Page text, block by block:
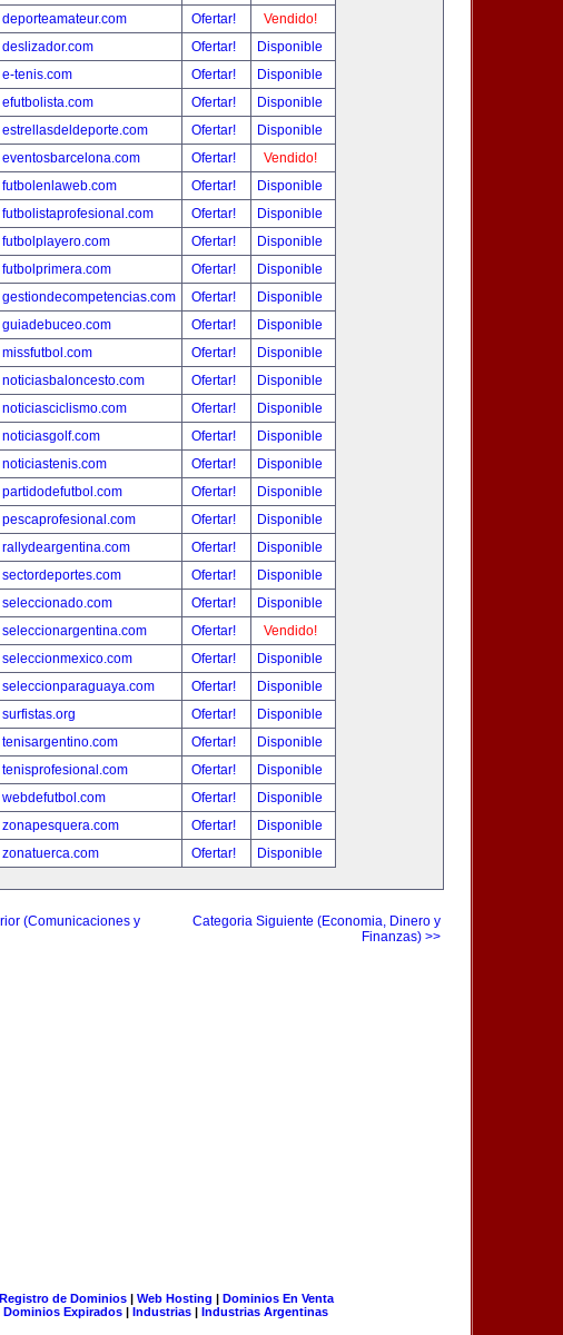
deporteamateur.com
Ofertar!
Vendido!
deslizador.com
Ofertar!
Disponible
e-tenis.com
Ofertar!
Disponible
efutbolista.com
Ofertar!
Disponible
estrellasdeldeporte.com
Ofertar!
Disponible
eventosbarcelona.com
Ofertar!
Vendido!
futbolenlaweb.com
Ofertar!
Disponible
futbolistaprofesional.com
Ofertar!
Disponible
futbolplayero.com
Ofertar!
Disponible
futbolprimera.com
Ofertar!
Disponible
gestiondecompetencias.com
Ofertar!
Disponible
guiadebuceo.com
Ofertar!
Disponible
missfutbol.com
Ofertar!
Disponible
noticiasbaloncesto.com
Ofertar!
Disponible
noticiasciclismo.com
Ofertar!
Disponible
noticiasgolf.com
Ofertar!
Disponible
noticiastenis.com
Ofertar!
Disponible
partidodefutbol.com
Ofertar!
Disponible
pescaprofesional.com
Ofertar!
Disponible
rallydeargentina.com
Ofertar!
Disponible
sectordeportes.com
Ofertar!
Disponible
seleccionado.com
Ofertar!
Disponible
seleccionargentina.com
Ofertar!
Vendido!
seleccionmexico.com
Ofertar!
Disponible
seleccionparaguaya.com
Ofertar!
Disponible
surfistas.org
Ofertar!
Disponible
tenisargentino.com
Ofertar!
Disponible
tenisprofesional.com
Ofertar!
Disponible
webdefutbol.com
Ofertar!
Disponible
zonapesquera.com
Ofertar!
Disponible
zonatuerca.com
Ofertar! Disponible
(Comunicaciones y
Categoria Siguiente (Economia, Dinero y
Finanzas) >>
Registro de Dominios| Web Hosting | Dominios En Venta
Dominios Expirados | Industrias | Industrias Argentinas